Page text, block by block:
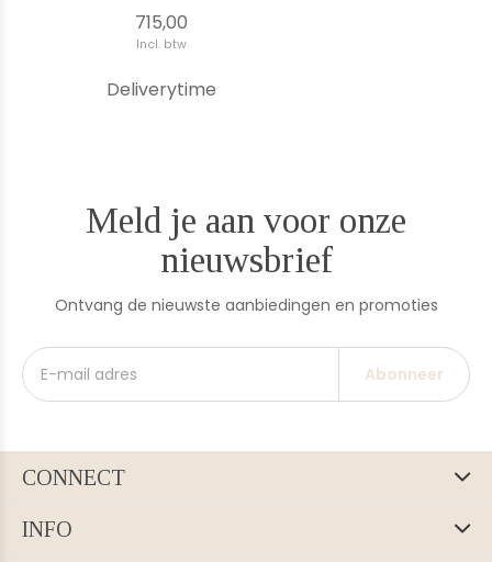
715,00
Incl. btw
Deliverytime
Meld je aan voor onze
nieuwsbrief
Ontvang de nieuwste aanbiedingen en promoties
Abonneer
CONNECT
INFO